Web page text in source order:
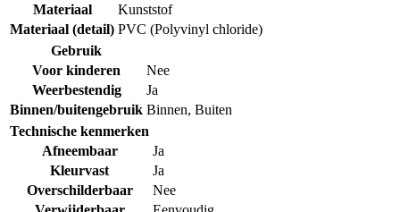
Materiaal
Kunststof
Materiaal (detail) PVC (Polyvinyl chloride)
Gebruik
Voor kinderen
Nee
Weerbestendig
Ja
Binnen/buitengebruik Binnen, Buiten
Technische kenmerken
Afneembaar
Ja
Kleurvast
Ja
Overschilderbaar
Nee